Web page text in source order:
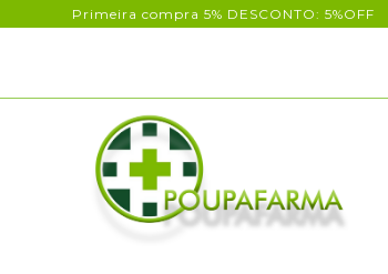
Primeira compra 5% DESCONTO: 5%OFF